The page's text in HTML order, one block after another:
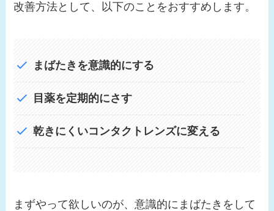
改善方法として、以下のことをおすすめします。
まばたきを意識的にする
目薬を定期的にさす
乾きにくいコンタクトレンズに変える
まずやって欲しいのが、意識的にまばたきをして